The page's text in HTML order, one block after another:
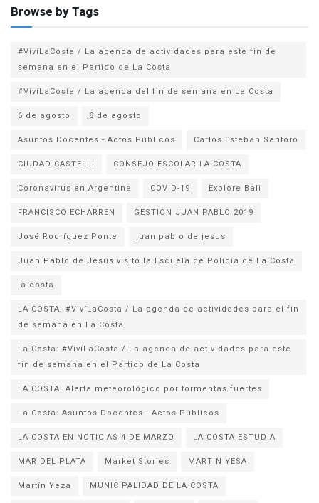
Browse by Tags
#VivíLaCosta / La agenda de actividades para este fin de
semana en el Partido de La Costa
#VivíLaCosta / La agenda del fin de semana en La Costa
6 de agosto
8 de agosto
Asuntos Docentes - Actos Públicos
Carlos Esteban Santoro
CIUDAD CASTELLI
CONSEJO ESCOLAR LA COSTA
Coronavirus en Argentina
COVID-19
Explore Bali
FRANCISCO ECHARREN
GESTION JUAN PABLO 2019
José Rodríguez Ponte
juan pablo de jesus
la costa
LA COSTA: #VivíLaCosta / La agenda de actividades para el fin
de semana en La Costa
La Costa: #VivíLaCosta / La agenda de actividades para este
fin de semana en el Partido de La Costa
LA COSTA: Alerta meteorológico por tormentas fuertes
La Costa: Asuntos Docentes - Actos Públicos
LA COSTA EN NOTICIAS 4 DE MARZO
LA COSTA ESTUDIA
MAR DEL PLATA
Market Stories
MARTIN YESA
Martín Yeza
MUNICIPALIDAD DE LA COSTA